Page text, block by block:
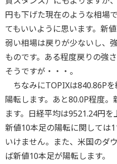
円も下げた現在のような相場
てもいいように思います。新
弱い相場は戻りが少ないし、
ものです。ある程度戻りの強
そうですが・・・。
ちなみにTOPIXは840.86P
陽転します。あと80.0P程度
ます。日経平均は9521.24円を
新値10本足の陽転に関しては
いけません。また、米国のダ
ば新値10本足が陽転します。